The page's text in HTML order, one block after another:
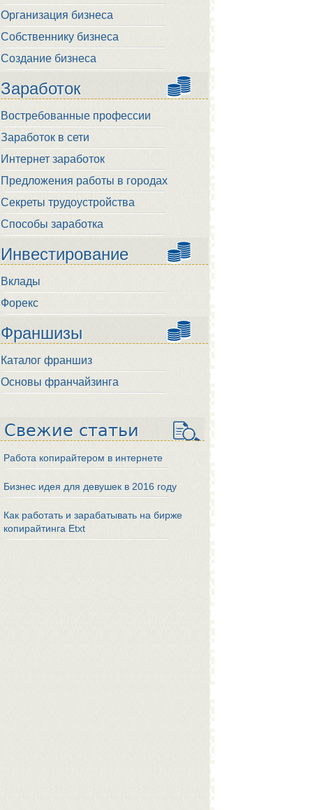
Организация бизнеса
Собственнику бизнеса
Создание бизнеса
Заработок
Востребованные профессии
Заработок в сети
Интернет заработок
Предложения работы в городах
Секреты трудоустройства
Способы заработка
Инвестирование
Вклады
Форекс
Франшизы
Каталог франшиз
Основы франчайзинга
Свежие статьи
Работа копирайтером в интернете
Бизнес идея для девушек в 2016 году
Как работать и зарабатывать на бирже
копирайтинга Etxt